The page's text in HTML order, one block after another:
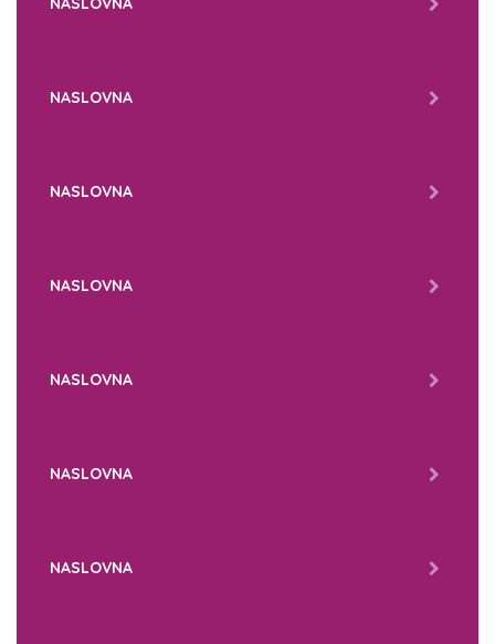
NASLOVNA
NASLOVNA
NASLOVNA
NASLOVNA
NASLOVNA
NASLOVNA